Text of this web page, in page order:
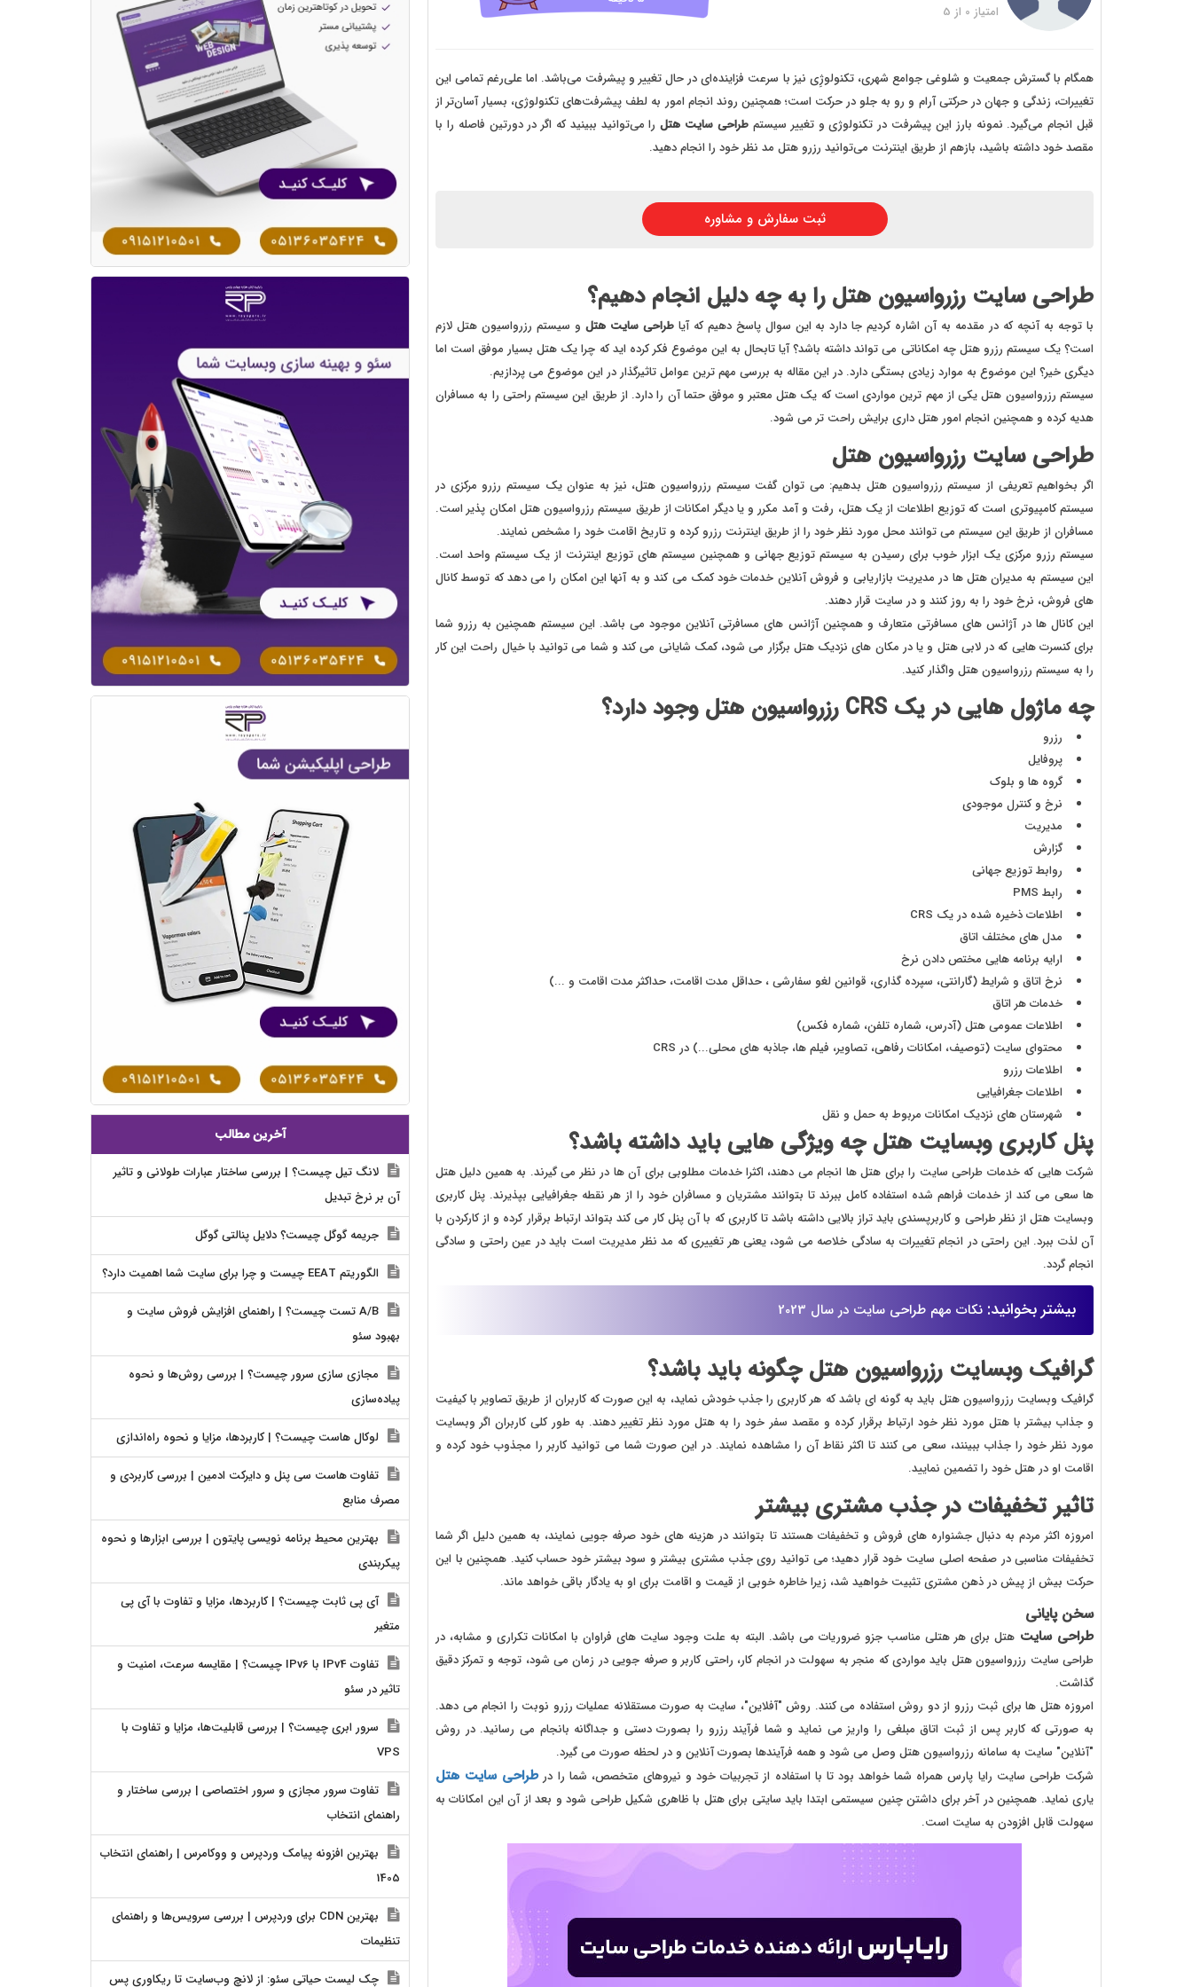
خرید سایت با امکانات دیوار
خرید سایت نوبت دهی پزشکان
خرید سایت هتل
امتیاز 0 از 5
همگام با گسترش جمعیت و شلوغی جوامع شهری، تکنولوژِی نیز با سرعت فزاینده‌ای در حال تغییر و پیشرفت می‌باشد. اما علی‌رغم تمامی این
تغییرات، زندگی و جهان در حرکتی آرام و رو به جلو در حرکت است؛ همچنین روند انجام امور به لطف پیشرفت‌های تکنولوژی، بسیار آسان‌تر از
قبل انجام می‌گیرد. نمونه بارز این پیشرفت در تکنولوژی و تغییر سیستم طراحی سایت هتلرا می‌توانید ببینید که اگر در دورتین فاصله را با
مقصد خود داشته باشید، بازهم از طریق اینترنت می‌توانید رزرو هتل مد نظر خود را انجام دهید.
ثبت سفارش و مشاوره
طراحی سایت رزرواسیون هتل را به چه دلیل انجام دهیم؟
با توجه به آنچه که در مقدمه به آن اشاره کردیم جا دارد به این سوال پاسخ دهیم که آیاطراحی سایت هتل و سیستم رزرواسیون هتل لازم
است؟ یک سیستم رزرو هتل چه امکاناتی می تواند داشته باشد؟ آیا تابحال به این موضوع فکر کرده اید که چرا یک هتل بسیار موفق است اما
دیگری خیر؟ این موضوع به موارد زیادی بستگی دارد. در این مقاله به بررسی مهم ترین عوامل تاثیرگذار در این موضوع می پردازیم.
سیستم رزرواسیون هتل یکی از مهم ترین مواردی است که یک هتل معتبر و موفق حتما آن را دارد. از طریق این سیستم راحتی را به مسافران
هدیه کرده و همچنین انجام امور هتل داری برایش راحت تر می شود.
طراحی سایت رزرواسیون هتل
اگر بخواهیم تعریفی از سیستم رزرواسیون هتل بدهیم: می توان گفت سیستم رزرواسیون هتل، نیز به عنوان یک سیستم رزرو مرکزی در
سیستم کامپیوتری است که توزیع اطلاعات از یک هتل، رفت و آمد مکرر و یا دیگر امکانات از طریق سیستم رزرواسیون هتل امکان پذیر است.
مسافران از طریق این سیستم می توانند محل مورد نظر خود را از طریق اینترنت رزرو کرده و تاریخ اقامت خود را مشخص نمایند.
سیستم رزرو مرکزی یک ابزار خوب برای رسیدن به سیستم توزیع جهانی و همچنین سیستم های توزیع اینترنت از یک سیستم واحد است.
این سیستم به مدیران هتل ها در مدیریت بازاریابی و فروش آنلاین خدمات خود کمک می کند و به آنها این امکان را می دهد که توسط کانال
های فروش، نرخ خود را به روز کنند و در سایت قرار دهند.
این کانال ها در آژانس های مسافرتی متعارف و همچنین آژانس های مسافرتی آنلاین موجود می باشد. این سیستم همچنین به رزرو شما
برای کنسرت هایی که در لابی هتل و یا در مکان های نزدیک هتل برگزار می شود، کمک شایانی می کند و شما می توانید با خیال راحت این کار
را به سیستم رزرواسیون هتل واگذار کنید.
چه ماژول هایی در یک CRS رزرواسیون هتل وجود دارد؟
رزرو
پروفایل
گروه ها و بلوک
نرخ و کنترل موجودی
مدیریت
گزارش
روابط توزیع جهانی
رابط PMS
اطلاعات ذخیره شده در یک CRS
مدل های مختلف اتاق
ارایه برنامه هایی مختص دادن نرخ
نرخ اتاق و شرایط (گارانتی، سپرده گذاری، قوانین لغو سفارشی ، حداقل مدت اقامت، حداکثر مدت اقامت و ...)
خدمات هر اتاق
اطلاعات عمومی هتل (آدرس، شماره تلفن، شماره فکس)
محتوای سایت (توصیف، امکانات رفاهی، تصاویر، فیلم ها، جاذبه های محلی...) در CRS
اطلاعات رزرو
اطلاعات جغرافیایی
شهرستان های نزدیک امکانات مربوط به حمل و نقل
پنل کاربری وبسایت هتل چه ویژگی هایی باید داشته باشد؟
شرکت هایی که خدمات طراحی سایت را برای هتل ها انجام می دهند، اکثرا خدمات مطلوبی برای آن ها در نظر می گیرند. به همین دلیل هتل
ها سعی می کند از خدمات فراهم شده استفاده کامل ببرند تا بتوانند مشتریان و مسافران خود را از هر نقطه جغرافیایی بپذیرند. پنل کاربری
وبسایت هتل از نظر طراحی و کاربرپسندی باید تراز بالایی داشته باشد تا کاربری که با آن پنل کار می کند بتواند ارتباط برقرار کرده و از کارکردن با
آن لذت ببرد. این راحتی در انجام تغییرات به سادگی خلاصه می شود، یعنی هر تغییری که مد نظر مدیریت است باید در عین راحتی و سادگی
انجام گردد.
بیشتر بخوانید: نکات مهم طراحی سایت در سال 2023
گرافیک وبسایت رزرواسیون هتل چگونه باید باشد؟
گرافیک وبسایت رزرواسیون هتل باید به گونه ای باشد که هر کاربری را جذب خودش نماید، به این صورت که کاربران از طریق تصاویر با کیفیت
و جذاب بیشتر با هتل مورد نظر خود ارتباط برقرار کرده و مقصد سفر خود را به هتل مورد نظر تغییر دهند. به طور کلی کاربران اگر وبسایت
مورد نظر خود را جذاب ببینند، سعی می کنند تا اکثر نقاط آن را مشاهده نمایند. در این صورت شما می توانید کاربر را مجذوب خود کرده و
اقامت او در هتل خود را تضمین نمایید.
تاثیر تخفیفات در جذب مشتری بیشتر
امروزه اکثر مردم به دنبال جشنواره های فروش و تخفیفات هستند تا بتوانند در هزینه های خود صرفه جویی نمایند، به همین دلیل اگر شما
تخفیفات مناسبی در صفحه اصلی سایت خود قرار دهید؛ می توانید روی جذب مشتری بیشتر و سود بیشتر خود حساب کنید. همچنین با این
حرکت بیش از پیش در ذهن مشتری تثبیت خواهید شد، زیرا خاطره خوبی از قیمت و اقامت برای او به یادگار باقی خواهد ماند.
سخن پایانی
طراحی سایتهتل برای هر هتلی مناسب جزو ضروریات می باشد. البته به علت وجود سایت های فراوان با امکانات تکراری و مشابه، در
طراحی سایت رزرواسیون هتل باید مواردی که منجر به سهولت در انجام کار، راحتی کاربر و صرفه جویی در زمان می شود، توجه و تمرکز دقیق
گذاشت.
امروزه هتل ها برای ثبت رزرو از دو روش استفاده می کنند. روش "آفلاین"، سایت به صورت مستقلانه عملیات رزرو نوبت را انجام می دهد.
به صورتی که کاربر پس از ثبت اتاق مبلغی را واریز می نماید و شما فرآیند رزرو را بصورت دستی و جداگانه بانجام می رسانید. در روش
"آنلاین" سایت به سامانه رزرواسیون هتل وصل می شود و همه فرآیندها بصورت آنلاین و در لحظه صورت می گیرد.
شرکت طراحی سایت رایا پارس همراه شما خواهد بود تا با استفاده از تجربیات خود و نیروهای متخصص، شما را درطراحی سایت هتل
یاری نماید. همچنین در آخر برای داشتن چنین سیستمی ابتدا باید سایتی برای هتل با ظاهری شکیل طراحی شود و بعد از آن این امکانات به
سهولت قابل افزودن به سایت است.
آخرین مطالب
لانگ تیل چیست؟ | بررسی ساختار عبارات طولانی و تاثیر
آن بر نرخ تبدیل
جریمه گوگل چیست؟ دلایل پنالتی گوگل
الگوریتم EEAT چیست و چرا برای سایت شما اهمیت دارد؟
A/B تست چیست؟ | راهنمای افزایش فروش سایت و
بهبود سئو
مجازی سازی سرور چیست؟ | بررسی روش‌ها و نحوه
پیاده‌سازی
لوکال هاست چیست؟ | کاربردها، مزایا و نحوه راه‌اندازی
تفاوت هاست سی پنل و دایرکت ادمین | بررسی کاربردی و
مصرف منابع
بهترین محیط برنامه نویسی پایتون | بررسی ابزارها و نحوه
پیکربندی
آی پی ثابت چیست؟ | کاربردها، مزایا و تفاوت با آی پی
متغیر
تفاوت IPv4 با IPv6 چیست؟ | مقایسه سرعت، امنیت و
تاثیر در سئو
سرور ابری چیست؟ | بررسی قابلیت‌ها، مزایا و تفاوت با
VPS
تفاوت سرور مجازی و سرور اختصاصی | بررسی ساختار و
راهنمای انتخاب
بهترین افزونه پیامک وردپرس و ووکامرس | راهنمای انتخاب
1405
بهترین CDN برای وردپرس | بررسی سرویس‌ها و راهنمای
تنظیمات
چک لیست حیاتی سئو: از لانچ وب‌سایت تا ریکاوری پس